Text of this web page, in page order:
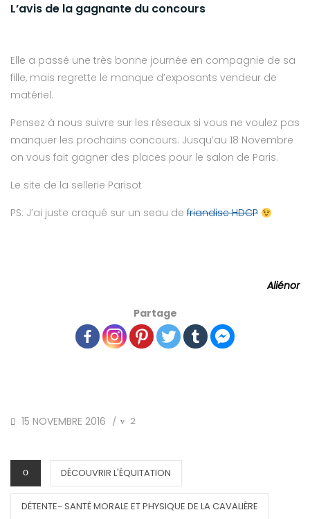
L’avis de la gagnante du concours
Elle a passé une très bonne journée en compagnie de sa
fille, mais regrette le manque d’exposants vendeur de
matériel.
Pensez à nous suivre sur les réseaux si vous ne voulez pas
manquer les prochains concours. Jusqu’au 18 Novembre
on vous fait gagner des places pour le salon de Paris.
Le site de la sellerie Parisot
PS: J’ai juste craqué sur un seau de friandise HDCP
Aliénor
Partage
POSTED
15 NOVEMBRE 2016 / 2
CATEGORIES
DÉCOUVRIR L'ÉQUITATION
DÉTENTE- SANTÉ MORALE ET PHYSIQUE DE LA CAVALIÈRE